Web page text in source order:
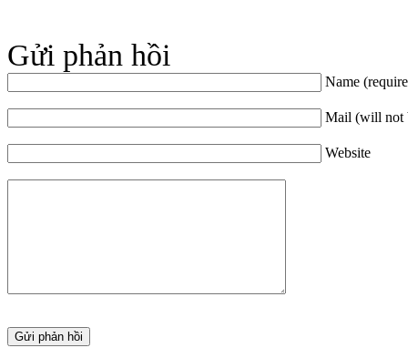
Gửi phản hồi
Name
Mail (will not
Website